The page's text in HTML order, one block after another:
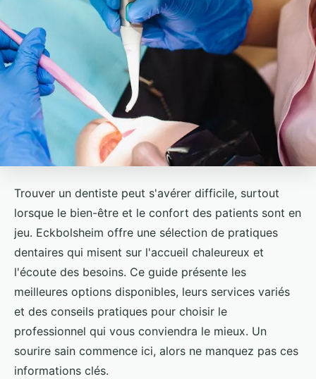
Trouver un dentiste peut s'avérer difficile, surtout
lorsque le bien-être et le confort des patients sont en
jeu. Eckbolsheim offre une sélection de pratiques
dentaires qui misent sur l'accueil chaleureux et
l'écoute des besoins. Ce guide présente les
meilleures options disponibles, leurs services variés
et des conseils pratiques pour choisir le
professionnel qui vous conviendra le mieux. Un
sourire sain commence ici, alors ne manquez pas ces
informations clés.